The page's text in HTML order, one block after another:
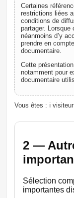
Certaines
restrictions liées
conditions de
partager.
néanmoins d’y
prendre en
documentaire.
Cette
notamment pour
documentaire
Vous êtes : ℹ️ visiteur
2 —
Sélection
importantes